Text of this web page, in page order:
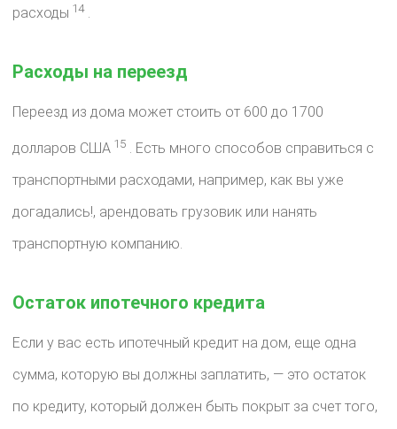
расходы 14.
Расходы на переезд
Переезд из дома может стоить от 600 до 1700
долларов США 15 . Есть много способов справиться с
транспортными расходами, например, как вы уже
догадались!, арендовать грузовик или нанять
транспортную компанию.
Остаток ипотечного кредита
Если у вас есть ипотечный кредит на дом, еще одна
сумма, которую вы должны заплатить, — это остаток
по кредиту, который должен быть покрыт за счет того,